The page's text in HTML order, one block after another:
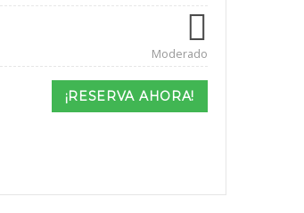
Moderado
¡RESERVA AHORA!